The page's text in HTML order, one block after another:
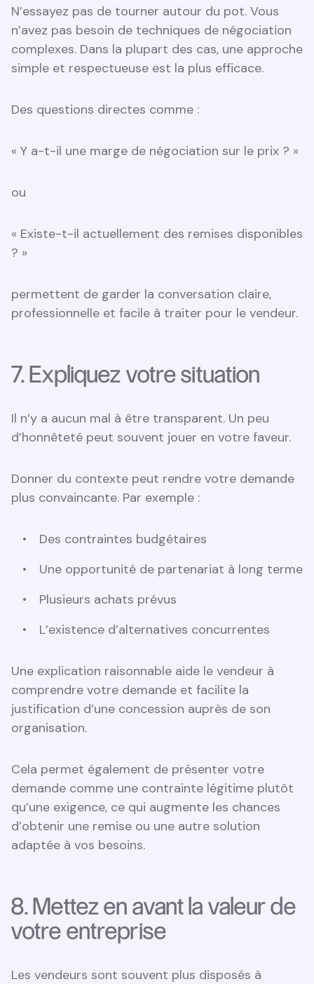
N’essayez pas de tourner autour du pot. Vous
n’avez pas besoin de techniques de négociation
complexes. Dans la plupart des cas, une approche
simple et respectueuse est la plus efficace.
Des questions directes comme :
« Y a-t-il une marge de négociation sur le prix ? »
ou
« Existe-t-il actuellement des remises disponibles
? »
permettent de garder la conversation claire,
professionnelle et facile à traiter pour le vendeur.
7. Expliquez votre situation
Il n’y a aucun mal à être transparent. Un peu
d’honnêteté peut souvent jouer en votre faveur.
Donner du contexte peut rendre votre demande
plus convaincante. Par exemple :
Des contraintes budgétaires
Une opportunité de partenariat à long terme
Plusieurs achats prévus
L’existence d’alternatives concurrentes
Une explication raisonnable aide le vendeur à
comprendre votre demande et facilite la
justification d’une concession auprès de son
organisation.
Cela permet également de présenter votre
demande comme une contrainte légitime plutôt
qu’une exigence, ce qui augmente les chances
d’obtenir une remise ou une autre solution
adaptée à vos besoins.
8. Mettez en avant la valeur de
votre entreprise
Les vendeurs sont souvent plus disposés à